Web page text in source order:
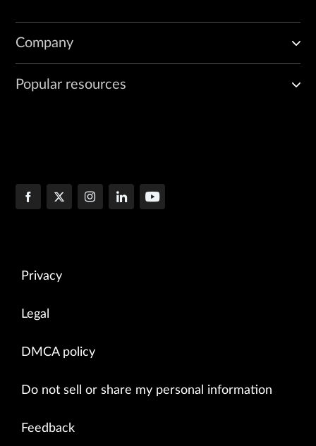
Company
Popular resources
Privacy
Legal
DMCA policy
Do not sell or share my personal information
Feedback